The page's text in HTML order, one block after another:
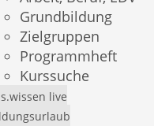
Grundbildung
Zielgruppen
Programmheft
Kurssuche
live
Demo-Login